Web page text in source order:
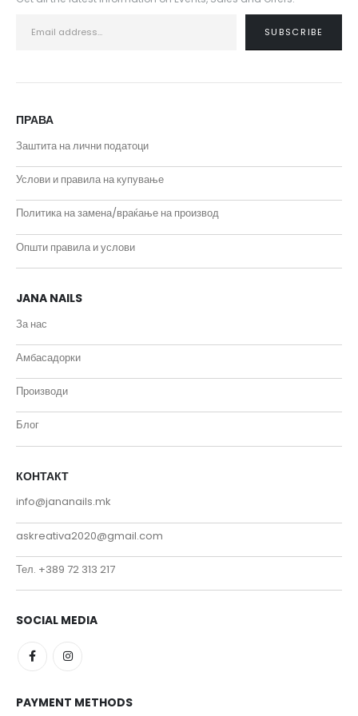
ПРАВА
Заштита на лични податоци
Услови и правила на купување
Политика на замена/враќање на производ
Општи правила и услови
JANA NAILS
За нас
Амбасадорки
Производи
Блог
КОНТАКТ
info@jananails.mk
askreativa2020@gmail.com
Тел. +389 72 313 217
SOCIAL MEDIA
PAYMENT METHODS